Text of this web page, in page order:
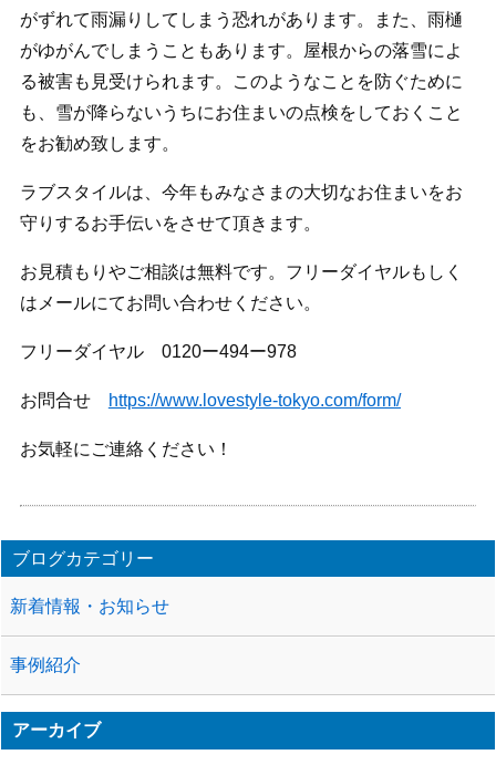
がずれて雨漏りしてしまう恐れがあります。また、雨樋
がゆがんでしまうこともあります。屋根からの落雪によ
る被害も見受けられます。このようなことを防ぐために
も、雪が降らないうちにお住まいの点検をしておくこと
をお勧め致します。
ラブスタイルは、今年もみなさまの大切なお住まいをお
守りするお手伝いをさせて頂きます。
お見積もりやご相談は無料です。フリーダイヤルもしく
はメールにてお問い合わせください。
フリーダイヤル 0120ー494ー978
お問合せ https://www.lovestyle-tokyo.com/form/
お気軽にご連絡ください！
ブログカテゴリー
新着情報・お知らせ
事例紹介
アーカイブ